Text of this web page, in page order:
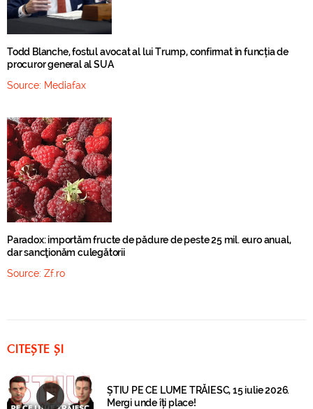
Todd Blanche, fostul avocat al lui Trump, confirmat în funcția de
procuror general al SUA
Source: Mediafax
Paradox: importăm fructe de pădure de peste 25 mil. euro anual,
dar sancţionăm culegătorii
Source: Zf.ro
CITEȘTE ȘI
ȘTIU PE CE LUME TRĂIESC, 15 iulie 2026.
Mergi unde îți place!